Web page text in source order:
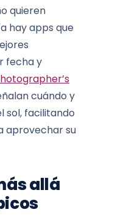
quieren
hay apps que
fecha y
cuándo y
sol, facilitando
aprovechar su
allá